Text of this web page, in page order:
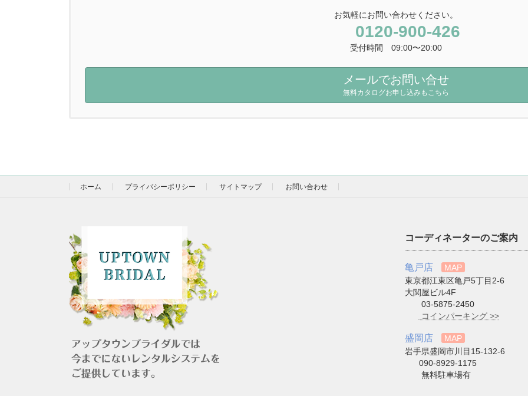
お気軽にお問い合わせください。
0120-900-426
受付時間 09:00〜20:00
メールでお問い合せ
無料カタログお申し込みもこちら
ホーム プライバシーポリシー サイトマップ お問い合わせ
コーディネーターのご案内
亀戸店
MAP
東京都江東区亀戸5丁目2-6
大関屋ビル4F
03-5875-2450
コインパーキング >>
盛岡店
MAP
岩手県盛岡市川目15-132-6
090-8929-1175
無料駐車場有